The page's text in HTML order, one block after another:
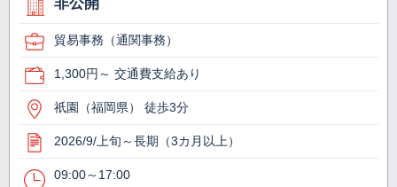
非公開
貿易事務（通関事務）
1,300円～ 交通費支給あり
祇園（福岡県） 徒歩3分
2026/9/上旬～長期（3カ月以上）
09:00～17:00